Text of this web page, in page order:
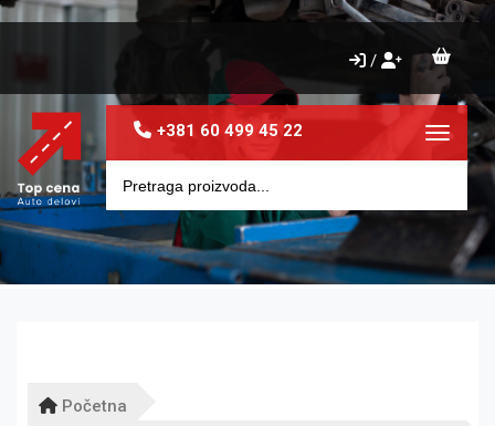
/
+381 60 499 45 22 Toggle
Početna